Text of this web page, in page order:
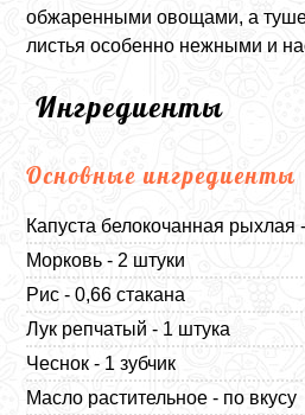
обжаренными овощами, а
листья особенно нежными и
Ингредиенты
Основные ингредиенты
Капуста белокочанная рыхлая
Морковь - 2 штуки
Рис - 0,66 стакана
Лук репчатый - 1 штука
Чеснок - 1 зубчик
Масло растительное - по вкусу